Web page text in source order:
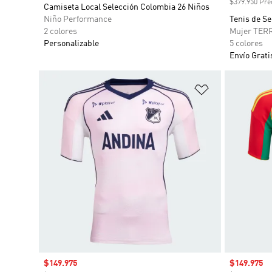
Camiseta Local Selección Colombia 26 Niños
Niño Performance
2 colores
Personalizable
$379.950
Tenis de
Mujer
5 colores
Envío
Añadir a la
Precio de venta
$149.975 Precio de
$149.975